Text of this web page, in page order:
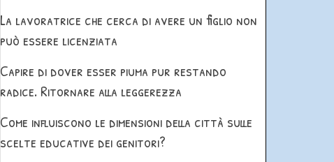
La lavoratrice che cerca di avere un figlio non
può essere licenziata
Capire di dover esser piuma pur restando
radice. Ritornare alla leggerezza
Come influiscono le dimensioni della città sulle
scelte educative dei genitori?